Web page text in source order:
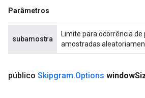
Parâmetros
subamostra
Limite para ocorrência
amostradas
público Skipgram.Options window